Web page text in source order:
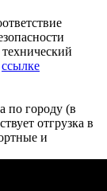
ссылке
по городу (в
отгрузка в
и